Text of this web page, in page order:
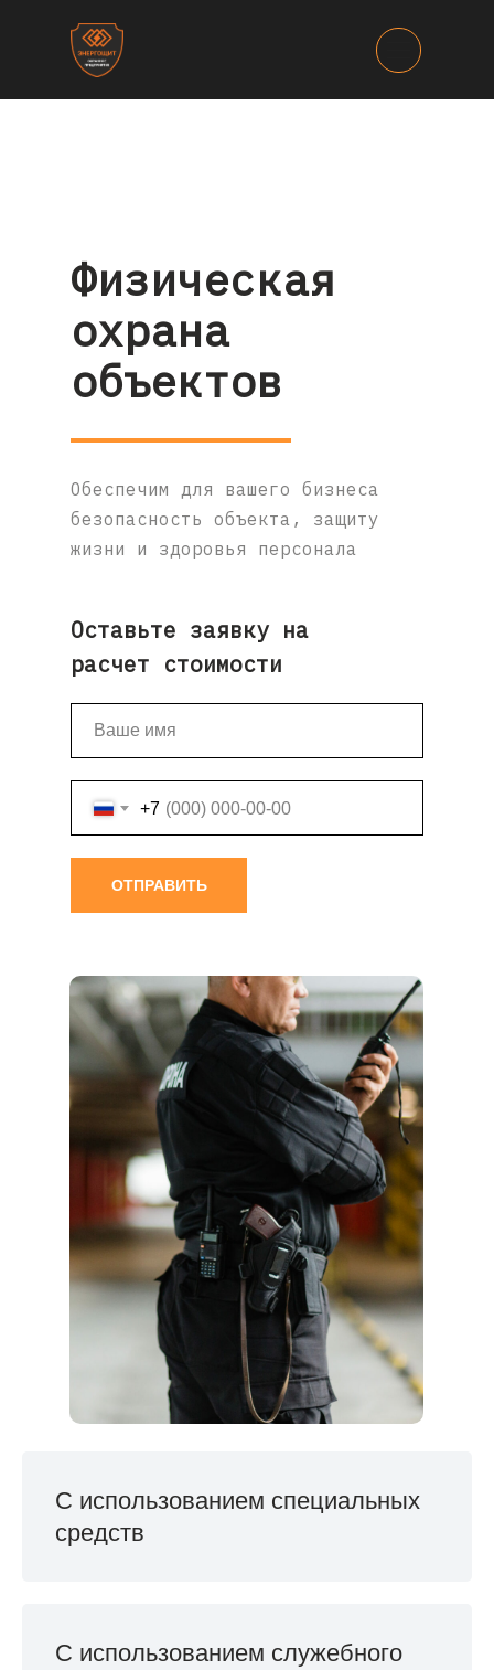
Физическая
охрана
объектов
Обеспечим для вашего бизнеса
безопасность объекта, защиту
жизни и здоровья персонала
Оставьте заявку на
расчет стоимости
+7
ОТПРАВИТЬ
С использованием специальных
средств
С использованием служебного